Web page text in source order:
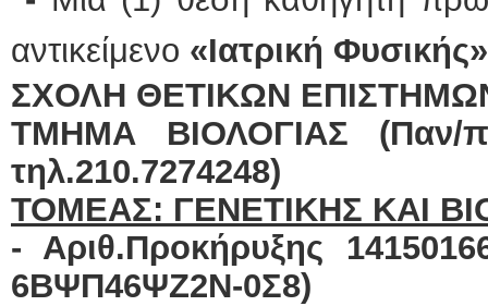
αντικείμενο «Ιατρική Φυσικής»
ΣΧΟΛΗ ΘΕΤΙΚΩΝ
ΤΜΗΜΑ ΒΙΟΛΟΓΙΑΣ (Παν/
τηλ.210.7274248)
ΤΟΜΕΑΣ: ΓΕΝΕΤΙΚΗΣ ΚΑΙ
- Αριθ.Προκήρυξης
6ΒΨΠ46ΨΖ2Ν-0Σ8)